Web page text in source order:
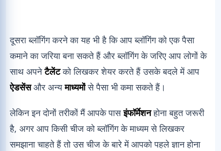
दूसरा ब्लॉगिंग करने का यह भी है कि आप ब्लॉगिंग को एक पैसा
कमाने का जरिया बना सकते हैं और ब्लॉगिंग के जरिए आप लोगों के
साथ अपनेटैलेंटको लिखकर शेयर करते हैं उसके बदले में आप
ऐडसेंसऔर अन्यमाध्यमोंसे पैसा भी कमा सकते हैं।
लेकिन इन दोनों तरीकों मैं आपके पासइंफॉर्मेशनहोना बहुत जरूरी
है, अगर आप किसी चीज को ब्लॉगिंग के माध्यम से लिखकर
समझाना चाहते हैं तो उस चीज के बारे में आपको पहले ज्ञान होना